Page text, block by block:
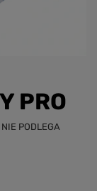
PRO
PODLEGA